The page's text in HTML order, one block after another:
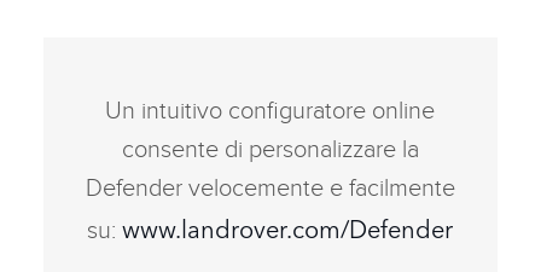
Un intuitivo configuratore online
consente di personalizzare la
Defender velocemente e facilmente
su:www.landrover.com/Defender